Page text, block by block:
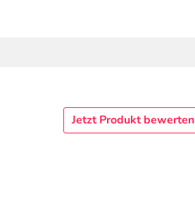
Jetzt Produkt bewerten